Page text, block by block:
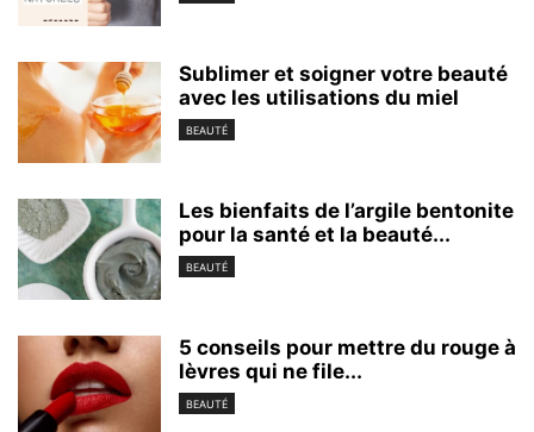
Sublimer et soigner votre beauté
avec les utilisations du miel
BEAUTÉ
Les bienfaits de l’argile bentonite
pour la santé et la beauté...
BEAUTÉ
5 conseils pour mettre du rouge à
lèvres qui ne file...
BEAUTÉ